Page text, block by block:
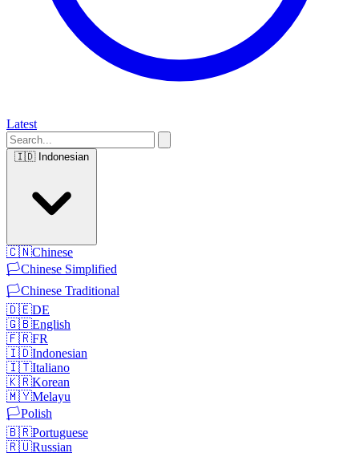
Latest
🇮🇩 Indonesian
🇨🇳Chinese
🏳️Chinese Simplified
🏳️Chinese Traditional
🇩🇪DE
🇬🇧English
🇫🇷FR
🇮🇩Indonesian
🇮🇹Italiano
🇰🇷Korean
🇲🇾Melayu
🏳️Polish
🇧🇷Portuguese
🇷🇺Russian